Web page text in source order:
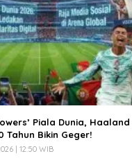
Piala Dunia, Haaland
Tahun Bikin Geger!
| 12:50 WIB